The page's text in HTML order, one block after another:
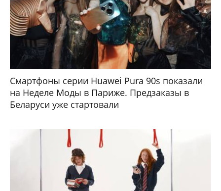
Смартфоны серии Huawei Pura 90s показали
на Неделе Моды в Париже. Предзаказы в
Беларуси уже стартовали